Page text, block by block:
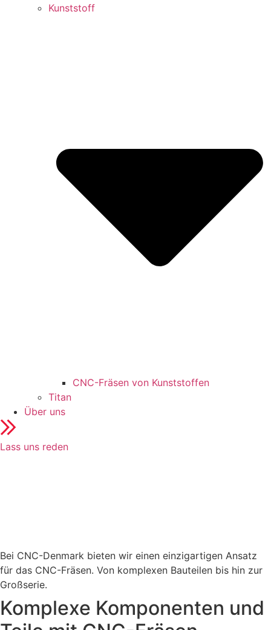
Kunststoff
CNC-Fräsen von Kunststoffen
Titan
Über uns
Lass uns reden
Bei CNC-Denmark bieten wir einen einzigartigen Ansatz
für das CNC-Fräsen. Von komplexen Bauteilen bis hin zur
Großserie.
Komplexe Komponenten und